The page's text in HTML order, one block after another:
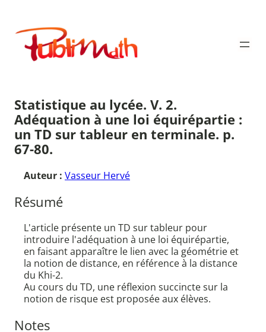
contenu
Publimath
Statistique au lycée. V. 2.
Adéquation à une loi équirépartie :
un TD sur tableur en terminale. p.
67-80.
Auteur : Vasseur Hervé
Résumé
L'article présente un TD sur tableur pour
introduire l'adéquation à une loi équirépartie,
en faisant apparaître le lien avec la géométrie et
la notion de distance, en référence à la distance
du Khi-2.
Au cours du TD, une réflexion succincte sur la
notion de risque est proposée aux élèves.
Notes